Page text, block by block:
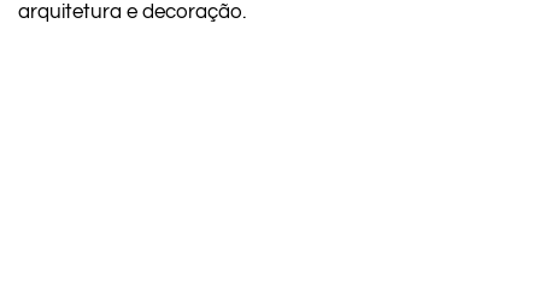
arquitetura e decoração.